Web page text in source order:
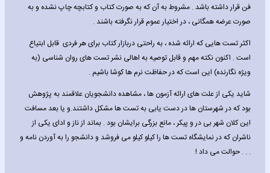
فن قرار داشته باشد . مشروط به آن که به صورت کتاب و کتابچه چاپ نشده و به
صورت عرضه همگانی ، در اختیار عموم قرار نگرفته باشند .
اکثر تست هایی که ارائه شده ، به راحتی دربازار کتاب برای هر فردی قابل ابتیاع
است . اکنون نکته مهم و قابل توصیه به اهالی نشر تست های روان شناسی (به
ویژه نگارنده) این است که در حفاظت نرم ها کوشا باشیم .
شاید یکی از علت های ارائه آزمون ها ، مشاهده دانشجویان علاقمند به پژوهش
بود که در شهرستان ها در دست یابی به تست ها مشکل داشتند.و یا بعد مسافت
این کلان شهر بی در و پیکر ، مانع بزرگی برایشان بود . بماند از ناز و ادای یکی از
ناشران که در نمایشگاه تست ها را کیلو کیلو می فروشد و دانشجو را به آوردن نامه و
. . . حوالت می داد !